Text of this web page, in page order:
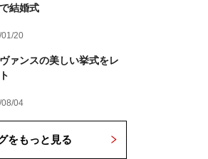
結婚式
20
ァンスの美しい挙式をレ
04
をもっと見る